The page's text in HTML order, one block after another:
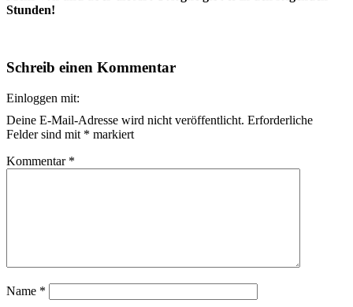
Stunden!
Schreib einen Kommentar
Einloggen mit:
Deine E-Mail-Adresse wird nicht veröffentlicht. Erforderliche
Felder sind mit * markiert
Kommentar *
Name *